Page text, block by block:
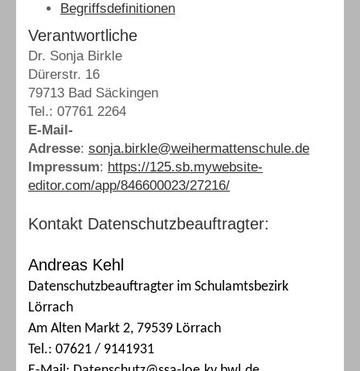
Begriffsdefinitionen
Verantwortliche
Dr. Sonja Birkle
Dürerstr. 16
79713 Bad Säckingen
Tel.: 07761 2264
E-Mail-
Adresse: sonja.birkle@weihermattenschule.de
Impressum: https://125.sb.mywebsite-
editor.com/app/846600023/27216/
Kontakt Datenschutzbeauftragter:
Andreas Kehl
Datenschutzbeauftragter im Schulamtsbezirk
Lörrach
Am Alten Markt 2, 79539 Lörrach
Tel.: 07621 / 9141931